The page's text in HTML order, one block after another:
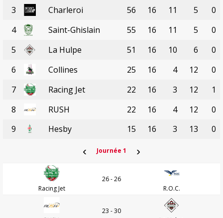
3 Charleroi 56 16 11 5
0
4
Saint-Ghislain 55 16 11 5
0
5
La Hulpe 51 16 10 6
0
6
Collines 25 16 4 12
0
7
Racing Jet 22 16 3 12
1
8
RUSH 22 16 4 12
0
9
Hesby 15 16 3 13 0
‹ Journée 1 ›
Racing Jet
26 - 26
R.O.C.
23 - 30